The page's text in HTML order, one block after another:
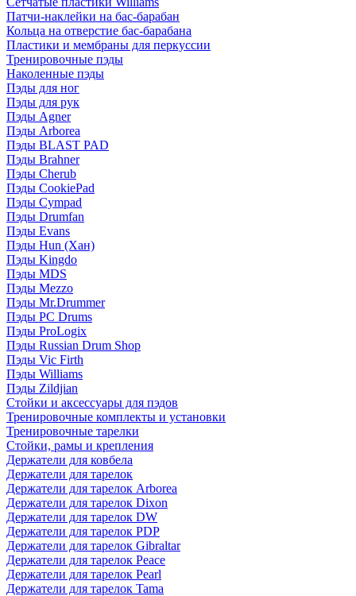
Патчи-наклейки на бас-барабан
Кольца на отверстие бас-барабана
Пластики и мембраны для перкуссии
Тренировочные пэды
Наколенные пэды
Пэды для ног
Пэды для рук
Пэды Agner
Пэды Arborea
Пэды BLAST PAD
Пэды Brahner
Пэды Cherub
Пэды CookiePad
Пэды Cympad
Пэды Drumfan
Пэды Evans
Пэды Hun (Хан)
Пэды Kingdo
Пэды MDS
Пэды Mezzo
Пэды Mr.Drummer
Пэды PC Drums
Пэды ProLogix
Пэды Russian Drum Shop
Пэды Vic Firth
Пэды Williams
Пэды Zildjian
Стойки и аксессуары для пэдов
Тренировочные комплекты и установки
Тренировочные тарелки
Стойки, рамы и крепления
Держатели для ковбела
Держатели для тарелок
Держатели для тарелок Arborea
Держатели для тарелок Dixon
Держатели для тарелок DW
Держатели для тарелок PDP
Держатели для тарелок Gibraltar
Держатели для тарелок Peace
Держатели для тарелок Pearl
Держатели для тарелок Tama